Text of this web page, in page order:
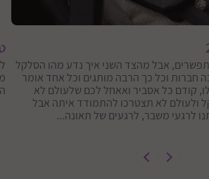
אבל מהצד השני איך נדע מהו הסלקל
חברות וכל כך הרבה מותגים וכל אחד אומר
קודם כל אסביר ואאחל לכם שלעולם לא
ולעולם לא תצטרכו להתמודד איתה אבל
לרגעי משבר, לרגעים של תאונה...